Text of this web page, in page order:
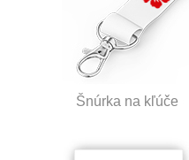
Šnúrka na kľúče